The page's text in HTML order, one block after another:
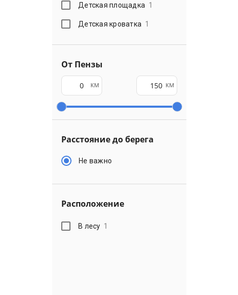
Детская площадка 1
Детская кроватка 1
От Пензы
км км
Расстояние до берега
Не важно
Расположение
В лесу 1